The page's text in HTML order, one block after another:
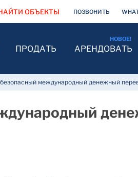
международный денежный
ПРОДАТЬ АРЕНДОВАТЬ
ОБЪЕКТЫ ПОЗВОНИТЬ